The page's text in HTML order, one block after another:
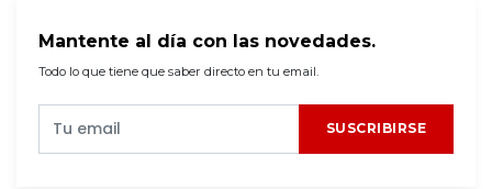
Mantente al día con las novedades.
Todo lo que tiene que saber directo en tu email.
SUSCRIBIRSE